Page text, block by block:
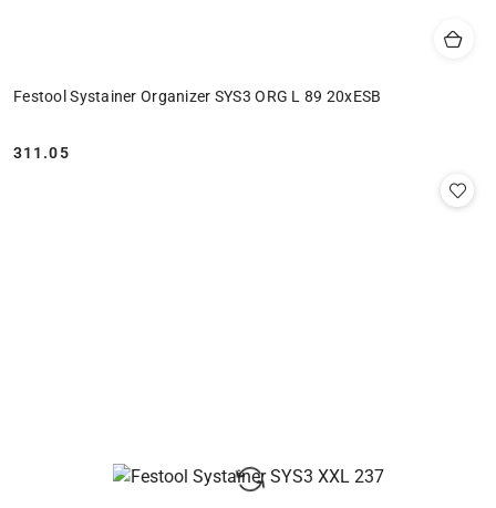
Festool Systainer Organizer SYS3 ORG L 89 20xESB
Cena:
311.05